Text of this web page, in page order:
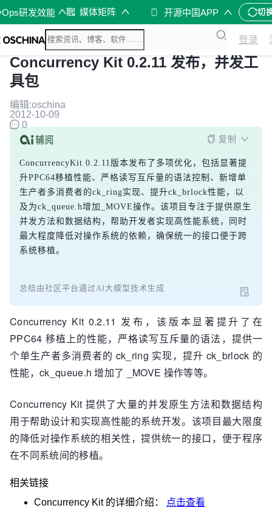
研发效能 媒体矩阵 开源中国APP 切
登录
Concurrency Kit 0.2.11 发布，并发工
具包
编辑:oschina
2012-10-09
0
复制
ConcurrencyKit 0.2.11版本发布了多项优化，包括显著提
升PPC64移植性能、严格读写互斥量的语法控制、新增单
生产者多消费者的ck_ring实现、提升ck_brlock性能，以
及为ck_queue.h增加_MOVE操作。该项目专注于提供原生
并发方法和数据结构，帮助开发者实现高性能系统，同时
最大程度降低对操作系统的依赖，确保统一的接口便于跨
系统移植。
总结由社区平台通过AI大模型技术生成
Concurrency Kit 0.2.11 发布，该版本显著提升了在
PPC64 移植上的性能，严格读写互斥量的语法，提供一
个单生产者多消费者的 ck_ring 实现，提升 ck_brlock 的
性能，ck_queue.h 增加了 _MOVE 操作等等。
Concurrency Kit 提供了大量的并发原生方法和数据结构
用于帮助设计和实现高性能的系统开发。该项目最大限度
的降低对操作系统的相关性，提供统一的接口，便于程序
在不同系统间的移植。
相关链接
Concurrency Kit的详细介绍：
点击查看